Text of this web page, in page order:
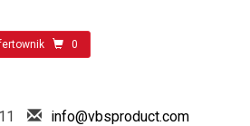
0
info@vbsproduct.com